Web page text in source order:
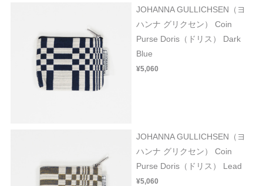
JOHANNA GULLICHSEN（ヨ
ハンナ グリクセン） Coin
Purse Doris（ドリス） Dark
Blue
¥5,060
JOHANNA GULLICHSEN（ヨ
ハンナ グリクセン） Coin
Purse Doris（ドリス） Lead
¥5,060